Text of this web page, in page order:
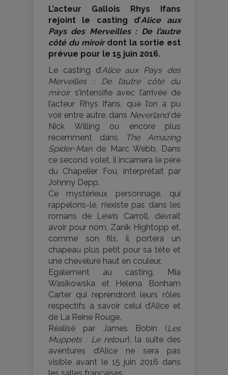
L’acteur Gallois Rhys Ifans
rejoint le casting d’Alice aux
Pays des Merveilles : De l’autre
côté du miroirdont la sortie est
prévue pour le 15 juin 2016.
Le casting d’Alice aux Pays des
Merveilles : De l’autre côté du
miroirs’intensifie avec l’arrivée de
l’acteur Rhys Ifans, que l’on a pu
voir entre autre, dans Neverlandde
Nick Willing ou encore plus
récemment dans
The Amazing
Spider-Mande Marc Webb. Dans
ce second volet, il incarnera le père
du Chapelier Fou, interprétait par
Johnny Depp.
Ce mystérieux personnage, qui
rappelons-le, n’existe pas dans les
romans de Lewis Carroll, devrait
avoir pour nom, Zanik Hightopp et,
comme son fils, il portera un
chapeau plus petit pour sa tête et
une chevelure haut en couleur.
Egalement au casting, Mia
Wasikowska et Helena Bonham
Carter qui reprendront leurs rôles
respectifs à savoir celui d’Alice et
de La Reine Rouge.
Réalisé par James Bobin (Les
Muppets : Le retour), la suite des
aventures d’Alice ne sera pas
visible avant le 15 juin 2016 dans